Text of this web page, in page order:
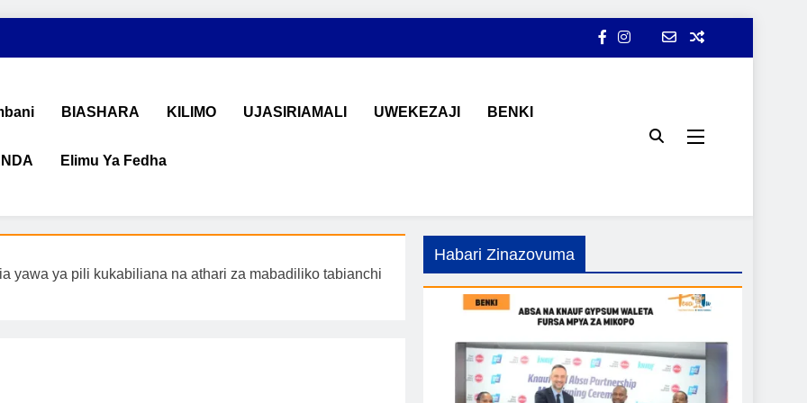
na Uchumi Tanzania
ujasiriamali Tanzania. Pata taarifa mpya za biashara, uwekezaji, ajira, kilimo, mitindo, na burudani kwa Kiswahili, pamoja na
BIASHARA KILIMO UJASIRIAMALI UWEKEZAJI BENKI
Elimu Ya Fedha
yawa ya pili kukabiliana na athari za mabadiliko tabianchi
Habari Zinazovuma